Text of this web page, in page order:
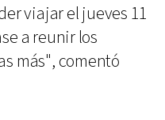
viajar el jueves 11
a reunir los
más", comentó